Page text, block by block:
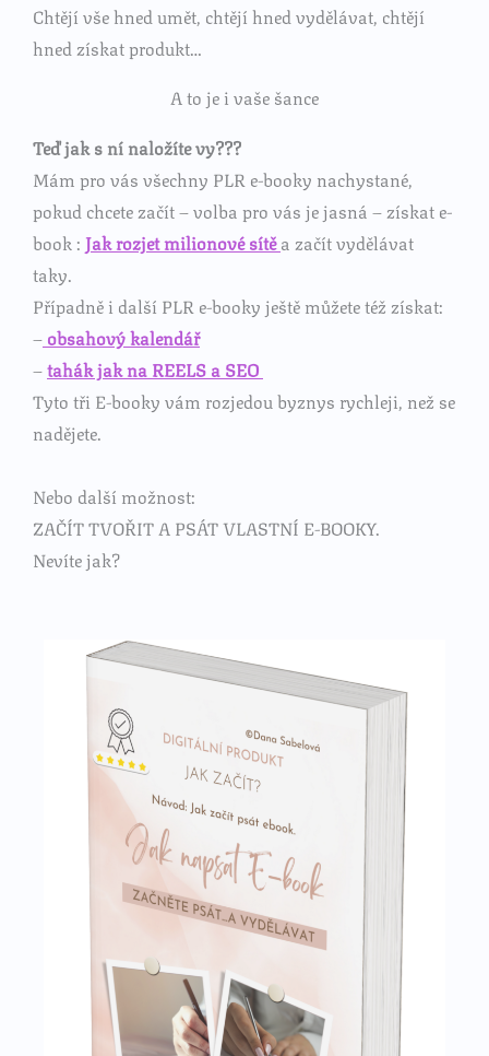
Chtějí vše hned umět, chtějí hned vydělávat, chtějí
hned získat produkt…
A to je i vaše šance
Teď jak s ní naložíte vy???
Mám pro vás všechny PLR e-booky nachystané,
pokud chcete začít – volba pro vás je jasná – získat e-
book : Jak rozjet milionové sítě a začít vydělávat
taky.
Případně i další PLR e-booky ještě můžete též získat:
– obsahový kalendář
–tahák jak na REELS a SEO
Tyto tři E-booky vám rozjedou byznys rychleji, než se
nadějete.
Nebo další možnost:
ZAČÍT TVOŘIT A PSÁT VLASTNÍ E-BOOKY.
Nevíte jak?